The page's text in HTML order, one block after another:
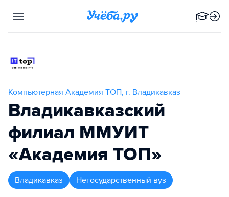
Компьютерная Академия TOП, г. Владикавказ
Владикавказский
филиал ММУИТ
«Академия ТОП»
Владикавказ Негосударственный вуз